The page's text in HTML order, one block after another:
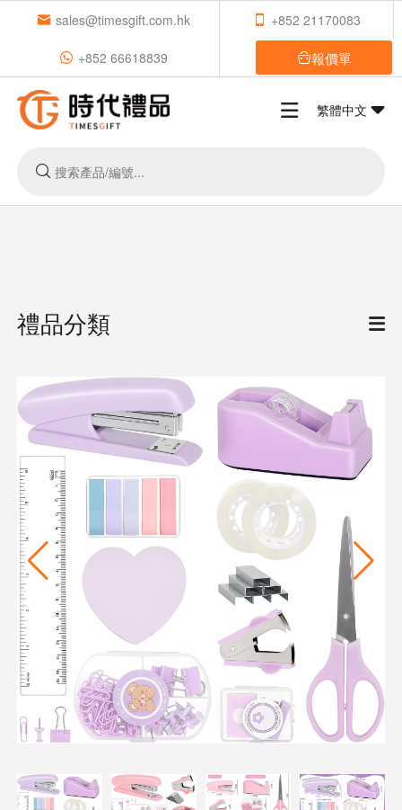
sales@timesgift.com.hk +852 21170083
+852 66618839 報價單
繁體中文
禮品分類